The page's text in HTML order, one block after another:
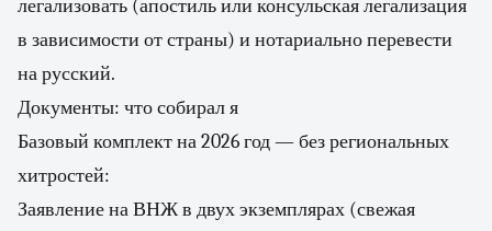
легализовать (апостиль или консульская легализация
в зависимости от страны) и нотариально перевести
на русский.
Документы: что собирал я
Базовый комплект на 2026 год — без региональных
хитростей:
Заявление на ВНЖ в двух экземплярах (свежая